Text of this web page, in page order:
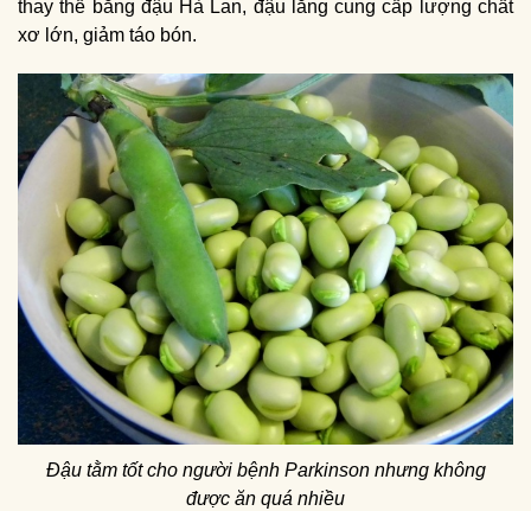
thay thế bằng đậu Hà Lan, đậu lăng cung cấp lượng chất
xơ lớn, giảm táo bón.
Đậu tằm tốt cho người bệnh Parkinson nhưng không
được ăn quá nhiều